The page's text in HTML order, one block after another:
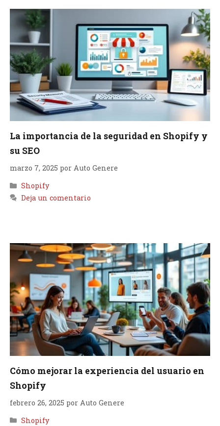
La importancia de la seguridad en Shopify y
su SEO
marzo 7, 2025 por Auto Genere
Categorías
Shopify
Deja un comentario
Cómo mejorar la experiencia del usuario en
Shopify
febrero 26, 2025 por Auto Genere
Categorías
Shopify